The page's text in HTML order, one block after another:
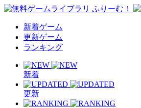
新着ゲーム
更新ゲーム
ランキング
新着
更新